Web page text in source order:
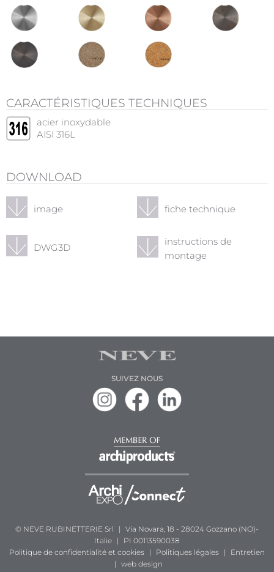
CARACTÉRISTIQUES TECHNIQUES
acier inoxydable
AISI 316L
DOWNLOAD
image fiche technique
DWG3D
instructions de
montage
SUIVEZ NOUS
© NEVE RUBINETTERIE Srl | Via Novara, 18 - 28024 Gozzano (NO)-
Italie |
PI 00113590038
Politique de confidentialité et cookies | Politiques légales |
Entretien
| web design